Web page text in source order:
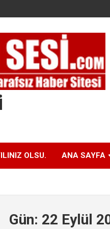
OLSU. ANA SAYFA
Gün: 22 Eylül